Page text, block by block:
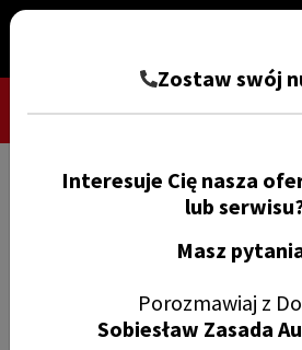
TRYB CIEMNY ZGŁOŚ SZKODĘ
Zostaw swój
Interesuje Cię nasza
lub
Masz
Porozmawiaj z
Sobiesław Zasada